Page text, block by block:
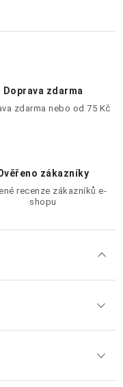
Doprava zdarma
zdarma nebo od 75 Kč
zákazníky
recenze zákazníků e-
shopu